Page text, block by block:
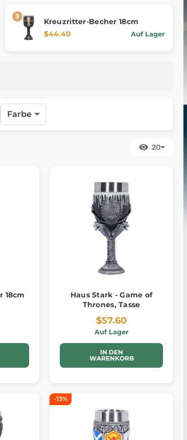
Kreuzritter-Becher 18cm
$44.40
Auf Lager
Farbe
20
18cm
Haus Stark - Game of
Thrones, Tasse
$57.60
Auf Lager
IN DEN
WARENKORB
-13%